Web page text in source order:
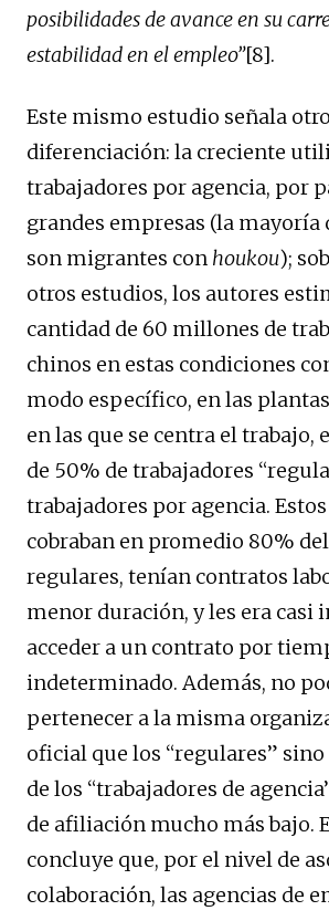
posibilidades de avance en su
estabilidad en el empleo”[8].
Este mismo estudio señala
diferenciación: la creciente
trabajadores por agencia, por
grandes empresas (la mayoría
son migrantes con houkou);
otros estudios, los autores
cantidad de 60 millones de
chinos en estas condiciones
modo específico, en las
en las que se centra el trabajo,
de 50% de trabajadores
trabajadores por agencia.
cobraban en promedio 80%
regulares, tenían contratos
menor duración, y les era casi
acceder a un contrato por
indeterminado. Además, no
pertenecer a la misma
oficial que los “regulares”
de los “trabajadores de
de afiliación mucho más bajo.
concluye que, por el nivel de
colaboración, las agencias de